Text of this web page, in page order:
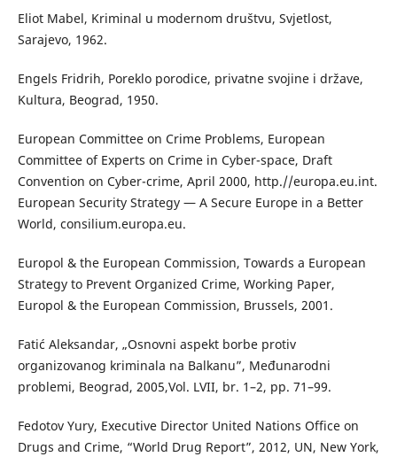
Eliot Mabel, Kriminal u modernom društvu, Svjetlost,
Sarajevo, 1962.
Engels Fridrih, Poreklo porodice, privatne svojine i države,
Kultura, Beograd, 1950.
European Committee on Crime Problems, European
Committee of Experts on Crime in Cyber-space, Draft
Convention on Cyber-crime, April 2000, http.//europa.eu.int.
European Security Strategy ― A Secure Europe in a Better
World, consilium.europa.eu.
Europol & the European Commission, Towards a European
Strategy to Prevent Organized Crime, Working Paper,
Europol & the European Commission, Brussels, 2001.
Fatić Aleksandar, „Osnovni aspekt borbe protiv
organizovanog kriminala na Balkanu”, Međunarodni
problemi, Beograd, 2005,Vol. LVII, br. 1–2, pp. 71–99.
Fedotov Yury, Executive Director United Nations Office on
Drugs and Crime, “World Drug Report”, 2012, UN, New York,